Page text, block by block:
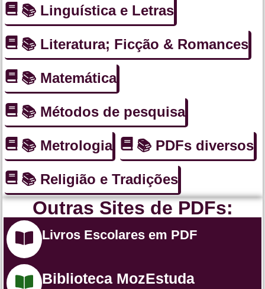
📚 Linguística e Letras
📚 Literatura; Ficção & Romances
📚 Matemática
📚 Métodos de pesquisa
📚 Metrologia 📚 PDFs diversos
📚 Religião e Tradições
Outras Sites de PDFs:
Livros Escolares em PDF
Biblioteca MozEstuda